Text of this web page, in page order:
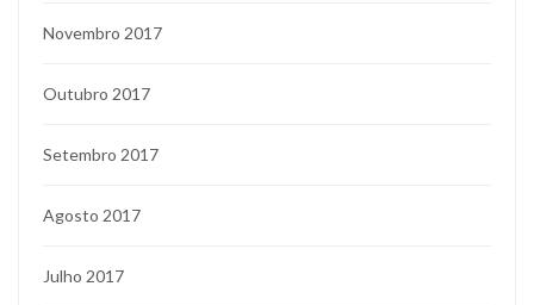
Novembro 2017
Outubro 2017
Setembro 2017
Agosto 2017
Julho 2017